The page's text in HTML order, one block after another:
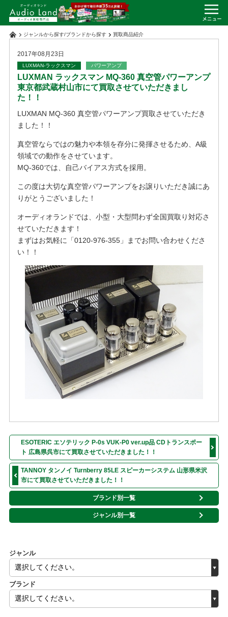
ジャンルから探す/ブランドから探す 買取商品紹介
ジャンル
ブランド
2017年08月23日
LUXMAN-ラックスマン パワーアンプ
LUXMAN ラックスマン MQ-360 真空管パワーアンプ
東京都武蔵村山市にて買取させていただきまし
た！！
LUXMAN MQ-360 真空管パワーアンプ買取させていただき
ました！！
真空管ならではの魅力や本領を存分に発揮させるため、A級
領域での動作をさせています。
MQ-360では、自己バイアス方式を採用。
この度は大切な真空管パワーアンプをお譲りいただき誠にあ
りがとうございました！
オーディオランドでは、小型・大型問わず全国買取り対応さ
せていただきます！
まずはお気軽に「0120-976-355」までお問い合わせくださ
い！！
ESOTERIC エソテリック P-0s VUK-P0 ver.up品 CDトランスポー
ト 広島県呉市にて買取させていただきました！！
TANNOY タンノイ Turnberry 85LE スピーカーシステム 山形県米沢
市にて買取させていただきました！！
ブランド別一覧
ジャンル別一覧